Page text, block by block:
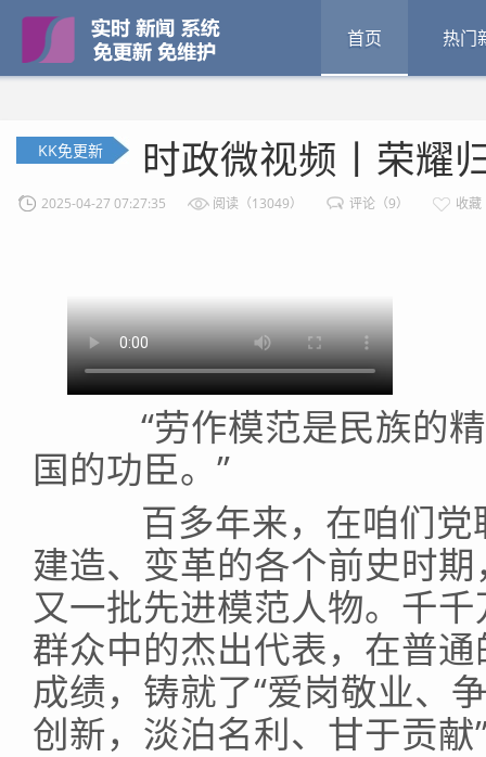
首页 热门
KK免更新 时政微视频丨荣耀
2025-04-27 07:27:35 阅读（13049） 评论（9） 收藏
“劳作模范是民族的精
国的功臣。”
百多年来，在咱们党
建造、变革的各个前史时
又一批先进模范人物。千
群众中的杰出代表，在普
成绩，铸就了“爱岗敬业、
创新，淡泊名利、甘于贡献